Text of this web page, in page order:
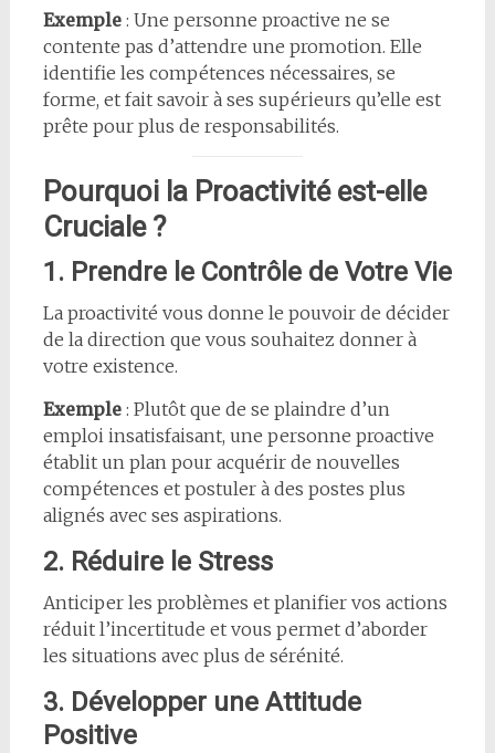
Exemple: Une personne proactive ne se
contente pas d’attendre une promotion. Elle
identifie les compétences nécessaires, se
forme, et fait savoir à ses supérieurs qu’elle est
prête pour plus de responsabilités.
Pourquoi la Proactivité est-elle
Cruciale ?
1. Prendre le Contrôle de Votre Vie
La proactivité vous donne le pouvoir de décider
de la direction que vous souhaitez donner à
votre existence.
Exemple: Plutôt que de se plaindre d’un
emploi insatisfaisant, une personne proactive
établit un plan pour acquérir de nouvelles
compétences et postuler à des postes plus
alignés avec ses aspirations.
2. Réduire le Stress
Anticiper les problèmes et planifier vos actions
réduit l’incertitude et vous permet d’aborder
les situations avec plus de sérénité.
3. Développer une Attitude
Positive